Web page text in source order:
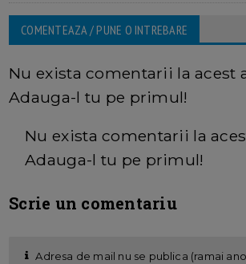
COMENTEAZA / PUNE O INTREBARE
Nu exista comentarii la acest
Adauga-l tu pe primul!
Nu exista comentarii la
Adauga-l tu pe primul!
Scrie un comentariu
Adresa de mail nu se publica (ramai